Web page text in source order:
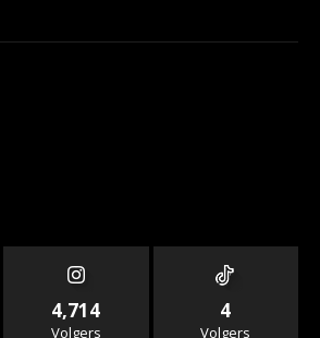
4,714
Volgers
4
Volgers